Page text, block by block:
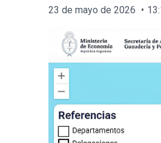
23 de mayo de 2026